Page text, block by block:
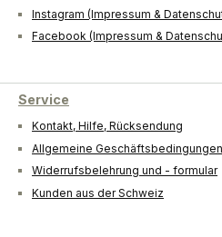
Instagram (Impressum &
Facebook (Impressum &
Service
Kontakt, Hilfe, Rücksendung
Allgemeine Geschäftsbedingungen
Widerrufsbelehrung und - formular
Kunden aus der Schweiz